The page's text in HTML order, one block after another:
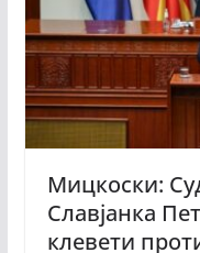
Мицкоски:
Славјанка
клевети